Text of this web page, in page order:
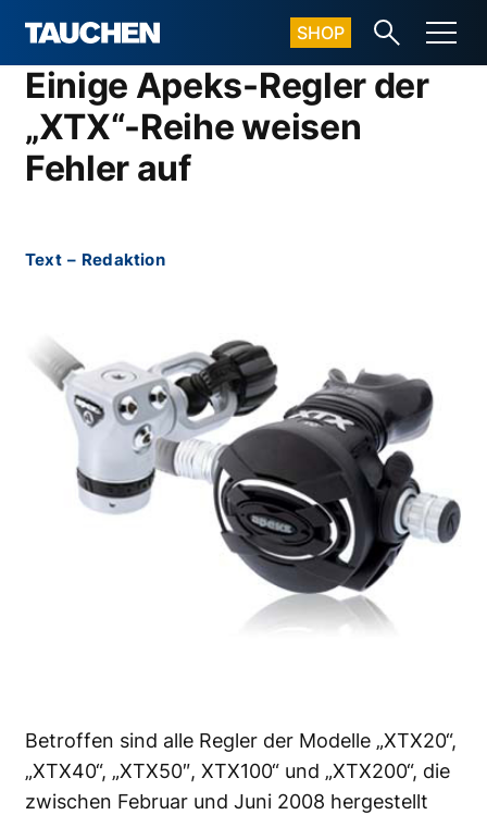
SHOP
Einige Apeks-Regler der
„XTX“-Reihe weisen
Fehler auf
Text – Redaktion
Betroffen sind alle Regler der Modelle „XTX20“,
„XTX40“, „XTX50″, XTX100“ und „XTX200“, die
zwischen Februar und Juni 2008 hergestellt